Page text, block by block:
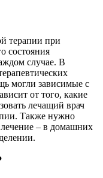
терапии при
состояния
случае. В
могли зависимые с
от того, какие
лечащий врач
Также нужно
– в домашних